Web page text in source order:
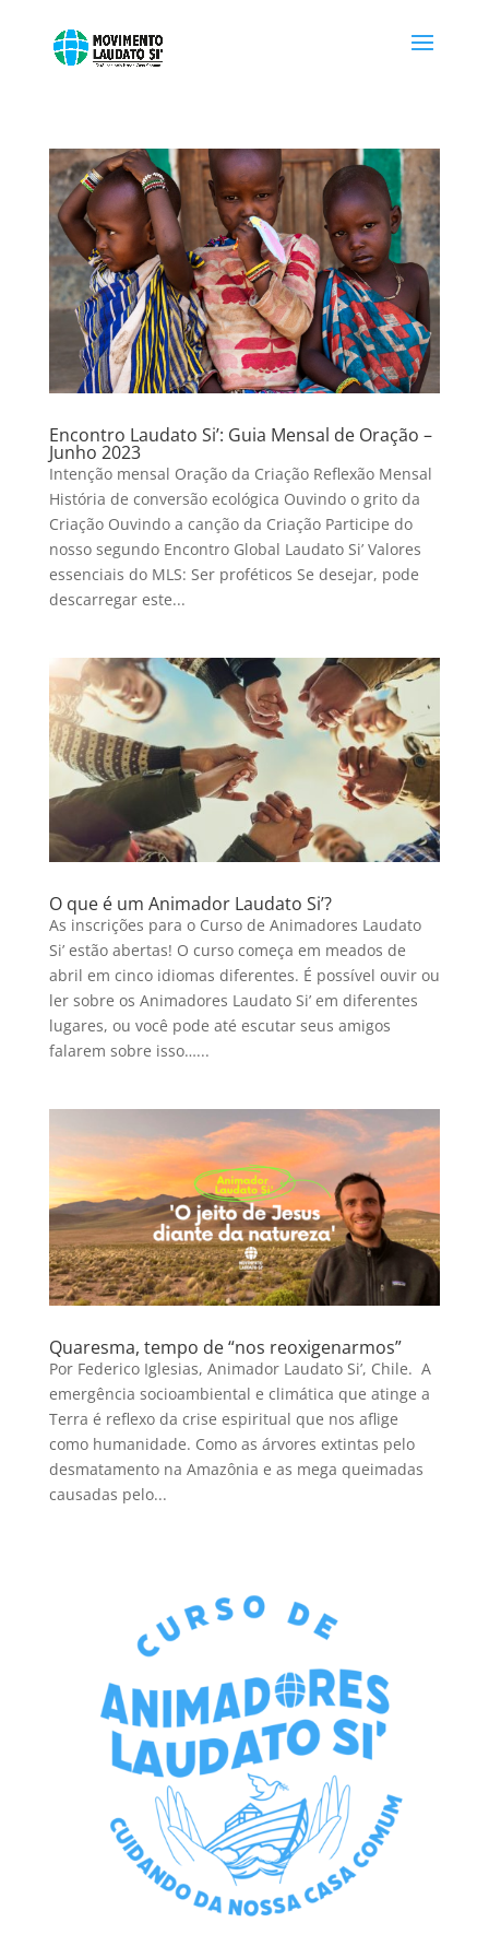
Encontro Laudato Si’: Guia Mensal de Oração –
Junho 2023
Intenção mensal Oração da Criação Reflexão Mensal
História de conversão ecológica Ouvindo o grito da
Criação Ouvindo a canção da Criação Participe do
nosso segundo Encontro Global Laudato Si’ Valores
essenciais do MLS: Ser proféticos Se desejar, pode
descarregar este...
O que é um Animador Laudato Si’?
As inscrições para o Curso de Animadores Laudato
Si’ estão abertas! O curso começa em meados de
abril em cinco idiomas diferentes. É possível ouvir ou
ler sobre os Animadores Laudato Si’ em diferentes
lugares, ou você pode até escutar seus amigos
falarem sobre isso…...
Quaresma, tempo de “nos reoxigenarmos”
Por Federico Iglesias, Animador Laudato Si’, Chile. A
emergência socioambiental e climática que atinge a
Terra é reflexo da crise espiritual que nos aflige
como humanidade. Como as árvores extintas pelo
desmatamento na Amazônia e as mega queimadas
causadas pelo...